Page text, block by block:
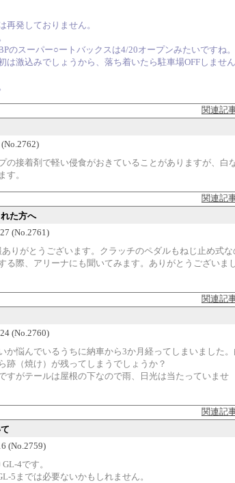
再発しておりません。
のスーパー○ートバックスは4/20オープンみたいですね。
は激込みでしょうから、落ち着いたら駐車場OFFしません
関連記
の接着剤で軽い侵食がおきていることがありますが、白
す。
関連記
た方へ
(No.2761)
ありがとうございます。クラッチのペダルもねじ止め式な
る際、アリーナにも聞いてみます。ありがとうございま
関連記
(No.2760)
か悩んでいるうちに納車から3か月経ってしまいました。
跡（焼け）が残ってしまうでしょうか？
すがテールは屋根の下なので雨、日光は当たっていませ
関連記
(No.2759)
4です。
5までは必要ないかもしれません。